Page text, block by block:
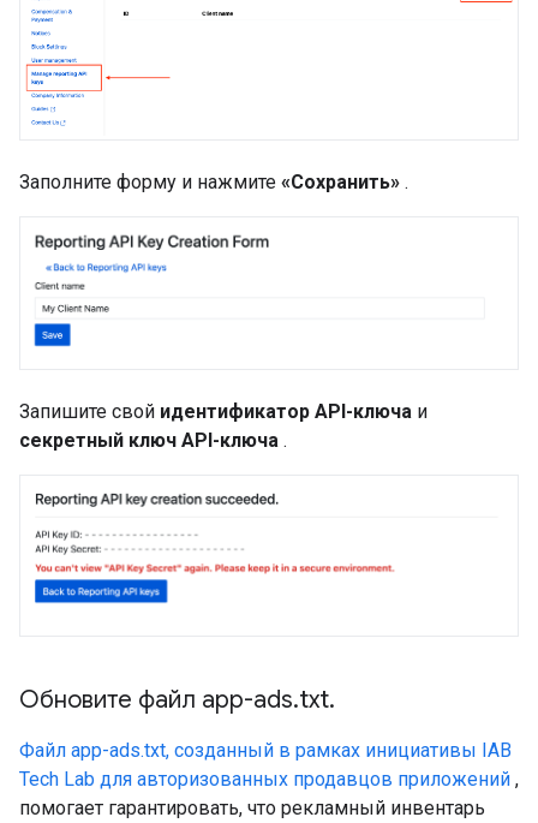
Заполните форму и нажмите «Сохранить» .
Запишите свой идентификатор API-ключа и
секретный ключ API-ключа .
Обновите файл app-ads.txt.
Файл app-ads.txt, созданный в рамках инициативы IAB
Tech Lab для авторизованных продавцов приложений ,
помогает гарантировать, что рекламный инвентарь